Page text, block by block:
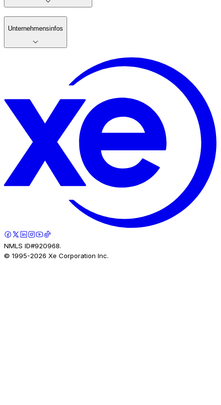
Unternehmensinfos
NMLS ID#920968.
© 1995-2026 Xe Corporation Inc.